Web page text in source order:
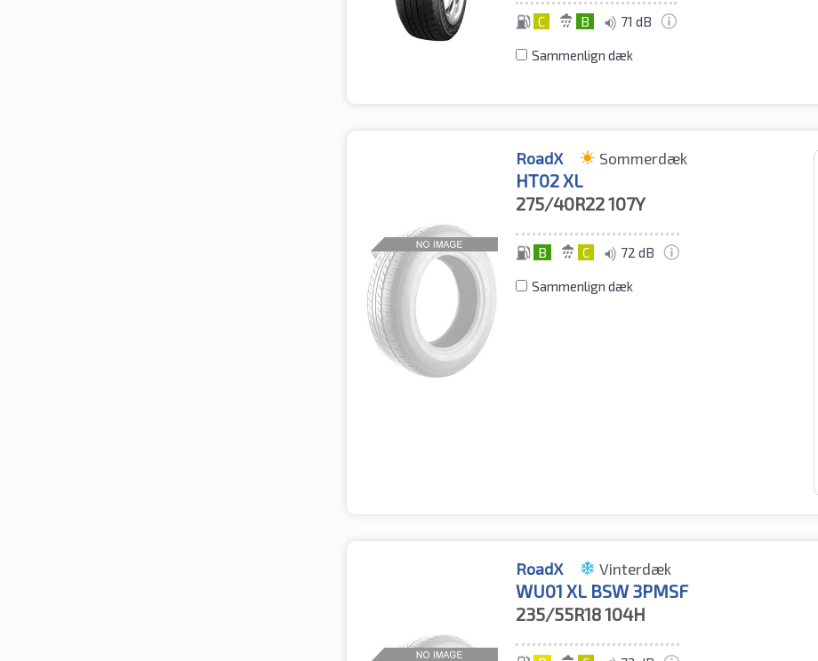
C B 71 dB
Sammenlign dæk
RoadX Sommerdæk
HT02 XL
275/40R22107Y
B C 72 dB
Sammenlign dæk
RoadX Vinterdæk
WU01 XL BSW 3PMSF
235/55R18104H